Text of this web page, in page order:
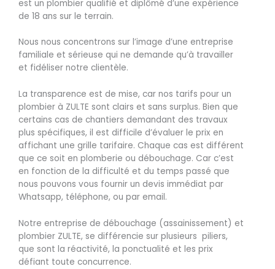
est un plombier qualifié et diplômé d’une expérience
de 18 ans sur le terrain.
Nous nous concentrons sur l’image d’une entreprise
familiale et sérieuse qui ne demande qu’à travailler
et fidéliser notre clientèle.
La transparence est de mise, car nos tarifs pour un
plombier à ZULTE sont clairs et sans surplus. Bien que
certains cas de chantiers demandant des travaux
plus spécifiques, il est difficile d’évaluer le prix en
affichant une grille tarifaire. Chaque cas est différent
que ce soit en plomberie ou débouchage. Car c’est
en fonction de la difficulté et du temps passé que
nous pouvons vous fournir un devis immédiat par
Whatsapp, téléphone, ou par email.
Notre entreprise de débouchage (assainissement) et
plombier ZULTE, se différencie sur plusieurs piliers,
que sont la réactivité, la ponctualité et les prix
défiant toute concurrence.